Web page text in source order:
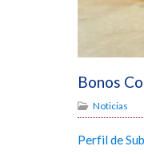
Bonos
Noticias
Perfil de